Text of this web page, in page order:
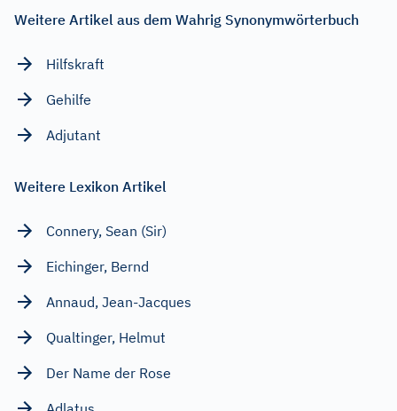
Weitere Artikel aus dem Wahrig Synonymwörterbuch
Hilfskraft
Gehilfe
Adjutant
Weitere Lexikon Artikel
Connery, Sean (Sir)
Eichinger, Bernd
Annaud, Jean-Jacques
Qualtinger, Helmut
Der Name der Rose